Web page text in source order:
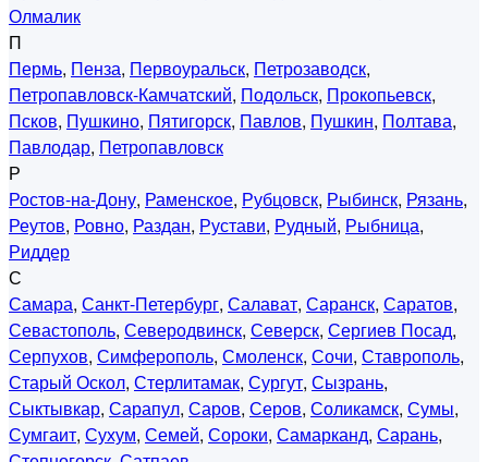
Олмалик
П
Пермь, Пенза, Первоуральск, Петрозаводск,
Петропавловск-Камчатский, Подольск, Прокопьевск,
Псков, Пушкино, Пятигорск, Павлов, Пушкин, Полтава,
Павлодар, Петропавловск
Р
Ростов-на-Дону, Раменское, Рубцовск, Рыбинск, Рязань,
Реутов, Ровно, Раздан, Рустави, Рудный, Рыбница,
Риддер
С
Самара, Санкт-Петербург, Салават, Саранск, Саратов,
Севастополь, Северодвинск, Северск, Сергиев Посад,
Серпухов, Симферополь, Смоленск, Сочи, Ставрополь,
Старый Оскол, Стерлитамак, Сургут, Сызрань,
Сыктывкар, Сарапул, Саров, Серов, Соликамск, Сумы,
Сумгаит, Сухум, Семей, Сороки, Самарканд, Сарань,